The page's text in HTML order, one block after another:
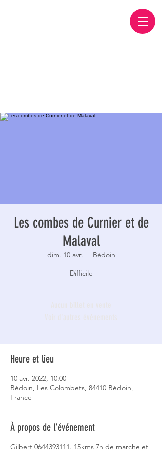
Les combes de Curnier et de
Malaval
dim. 10 avr.
  |
Bédoin
Difficile
Heure et lieu
10 avr. 2022, 10:00
Bédoin, Les Colombets, 84410 Bédoin,
France
À propos de l'événement
Gilbert 0644393111. 15kms 7h de marche et